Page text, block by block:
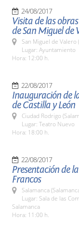
24/08/2017
Visita de las
de San Miguel de
San Miguel de Valero
Lugar: Ayuntamiento
Hora: 12:00 h.
22/08/2017
Inauguración de
de Castilla y León
Ciudad Rodrigo
Lugar: Teatro Nuevo
Hora: 18:00 h.
22/08/2017
Presentación de
Francos
Salamanca
Lugar: Sala de las
Salamanca
Hora: 11:00 h.